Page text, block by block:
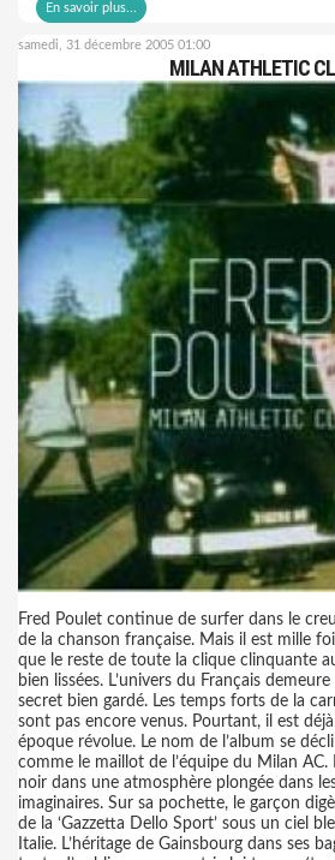
En savoir plus...
samedi, 31 décembre 2005 01:00
MILAN ATHLETIC
Fred Poulet continue de surfer dans le
de la chanson française. Mais il est mille
que le reste de toute la clique clinquante
bien lissées. L’univers du Français
secret bien gardé. Les temps forts de la
sont pas encore venus. Pourtant, il est
époque révolue. Le nom de l’album se
comme le maillot de l’équipe du Milan
noir dans une atmosphère plongée dans
imaginaires. Sur sa pochette, le garçon
de la ‘Gazzetta Dello Sport’ sous un ciel
Italie. L’héritage de Gainsbourg dans ses